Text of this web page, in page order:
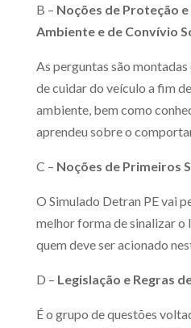
B – Noções de Proteção
Ambiente e de Convívio
As perguntas são
de cuidar do veículo a fim
ambiente, bem como
aprendeu sobre o
C – Noções de Primeiros
O Simulado Detran PE vai
melhor forma de sinalizar o
quem deve ser acionado
D – Legislação e Regras
É o grupo de questões